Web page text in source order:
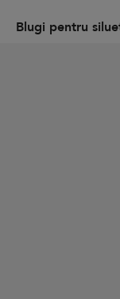
Blugi pentru